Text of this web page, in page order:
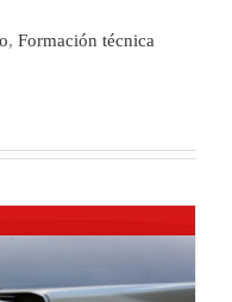
, Formación técnica